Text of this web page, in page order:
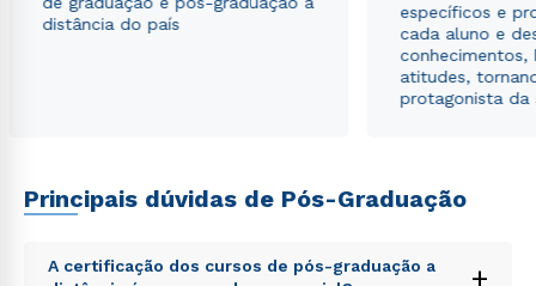
distância do país
específicos e
cada aluno e
conhecimentos,
atitudes,
protagonista da
Principais dúvidas de Pós-Graduação
A certificação dos cursos de pós-graduação a
+